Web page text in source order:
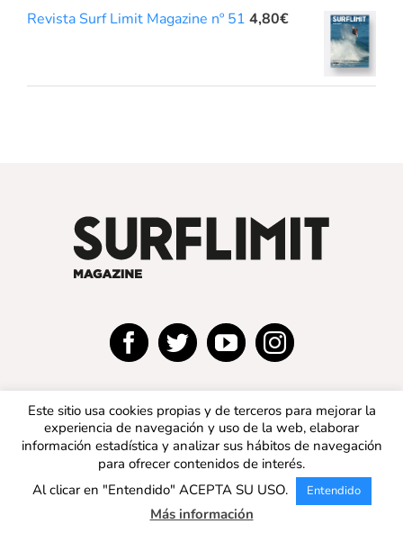
Revista Surf Limit Magazine nº 51 4,80€
© 2019 SURFLIMIT MAGAZINE ESPAÑA | Todos los
derechos reservados |Aviso legal|Política de privacidad|
Política de cookies
Este sitio usa cookies propias y de terceros para mejorar la
experiencia de navegación y uso de la web, elaborar
información estadística y analizar sus hábitos de navegación
para ofrecer contenidos de interés.
Al clicar en "Entendido" ACEPTA SU USO.
Entendido
Más información